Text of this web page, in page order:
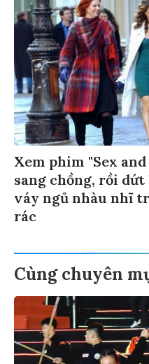
Xem phim "Sex
sang chồng, rồi
váy ngủ nhàu nhĩ
rác
Cùng chuyên